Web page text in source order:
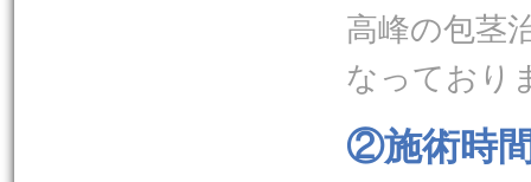
高峰の包茎
なっており
②施術時